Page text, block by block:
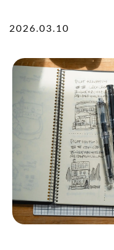
2026.03.10